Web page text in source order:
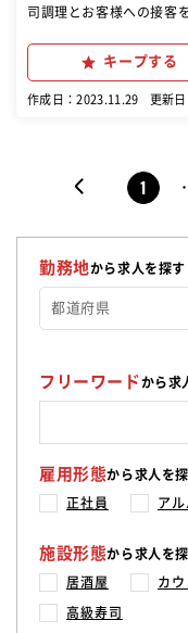
司調理とお客様への接客
から22時までの勤務で、
ての技術を存分に発揮し
キープする
作成日：2023.11.29 更新
1
勤務地から求人を探す
フリーワードから求
雇用形態から求人を
正社員 アル
施設形態から求人を
居酒屋 カウ
高級寿司